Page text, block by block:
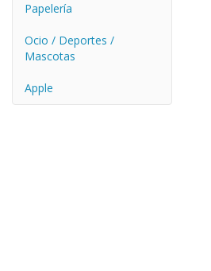
Papelería
Ocio / Deportes /
Mascotas
Apple